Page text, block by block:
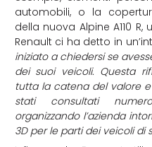
automobili, o la
della nuova Alpine A110
Renault ci ha detto in
iniziato a chiedersi se
dei suoi veicoli. Questa
tutta la catena del valore
stati consultati
organizzando l’azienda
3D per le parti dei veicoli di